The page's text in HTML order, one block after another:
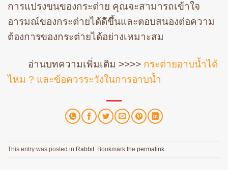
การแปรงขนของกระต่าย คุณจะสามารถเข้าใจ
อารมณ์ของกระต่ายได้ดีขึ้นและตอบสนองต่อความ
ต้องการของกระต่ายได้อย่างเหมาะสม
อ่านบทความเพิ่มเติม >>>> กระต่ายอาบน้ำได้
ไหม ? และข้อควรระวังในการอาบน้ำ
This entry was posted in Rabbit . Bookmark the permalink